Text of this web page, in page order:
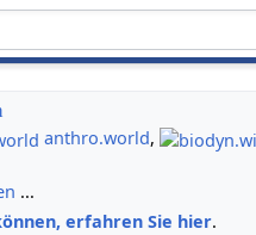
anthro.world,
...
erfahren Sie hier.